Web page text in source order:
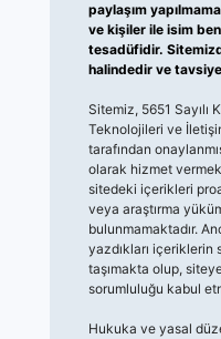
paylaşım
ve kişiler ile isim
tesadüfidir.
halindedir ve
Sitemiz, 5651 Sayılı
Teknolojileri ve
tarafından
olarak hizmet
sitedeki içerikleri
veya araştırma
bulunmamaktadır.
yazdıkları içeriklerin
taşımakta olup,
sorumluluğu kabul
Hukuka ve yasal